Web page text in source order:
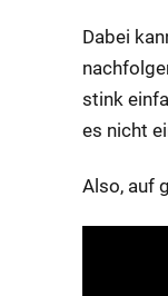
Dabei
stink
es nicht
Also, auf